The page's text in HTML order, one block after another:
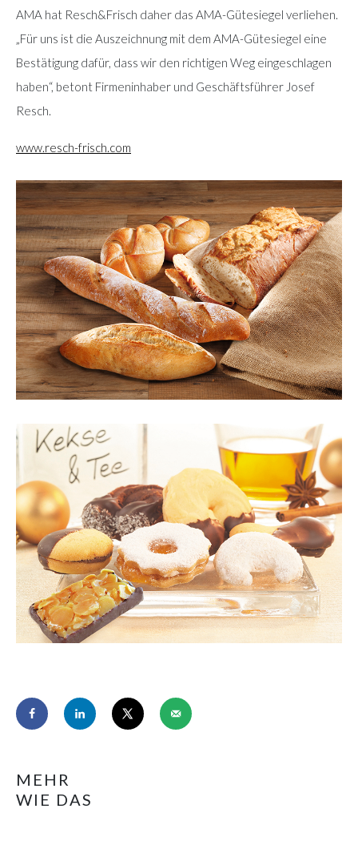
AMA hat Resch&Frisch daher das AMA-Gütesiegel verliehen.
„Für uns ist die Auszeichnung mit dem AMA-Gütesiegel eine
Bestätigung dafür, dass wir den richtigen Weg eingeschlagen
haben“, betont Firmeninhaber und Geschäftsführer Josef
Resch.
www.resch-frisch.com
MEHR
WIE DAS